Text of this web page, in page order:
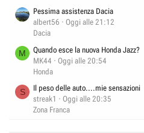
Pessima assistenza Dacia
albert56
Oggi alle 21:12
Dacia
M
Quando esce la nuova Honda Jazz?
MK44
Oggi alle 20:54
Honda
S
Il peso delle auto....mie sensazioni
streak1
Oggi alle 20:35
Zona Franca